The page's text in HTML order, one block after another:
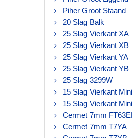
Piher Groot Staand
20 Slag Balk
25 Slag Vierkant XA
25 Slag Vierkant XB
25 Slag Vierkant YA
25 Slag Vierkant YB
25 Slag 3299W
15 Slag Vierkant
15 Slag Vierkant
Cermet 7mm
Cermet 7mm T7YA